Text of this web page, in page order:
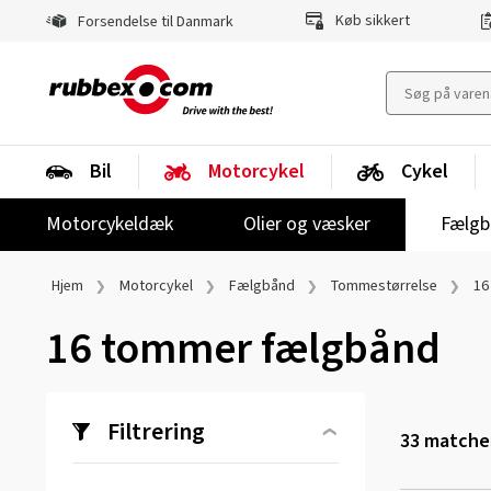
Forsendelse til Danmark Køb sikkert
Bil
Motorcykel
Motorcykeldæk
Olier og væsker
Cykel
Hjem Motorcykel Fælgbånd Tommestørrelse
16 tommer fælgbånd
Filtrering 33